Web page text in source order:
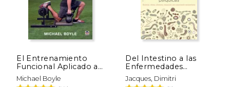
dcto. $ 20.05 dcto.
El Entrenamiento
Funcional Aplicado a
los Deportes
Michael Boyle
Del Intestino a las
Enfermedades
Psiquicas
Jacques, Dimitri